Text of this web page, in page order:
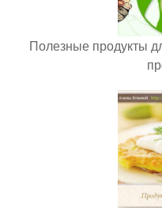
Полезные продукты